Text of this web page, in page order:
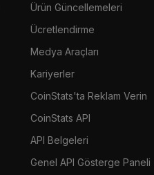
Ürün Güncellemeleri
Ücretlendirme
Medya Araçları
Kariyerler
CoinStats'ta Reklam Verin
CoinStats API
API Belgeleri
Genel API Gösterge Paneli